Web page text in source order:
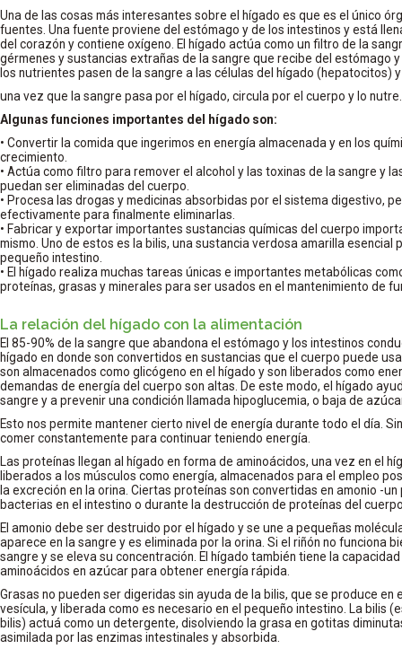
Una de las cosas más interesantes sobre el hígado es que es el único
fuentes. Una fuente proviene del estómago y de los intestinos y está
del corazón y contiene oxígeno. El hígado actúa como un filtro de la
gérmenes y sustancias extrañas de la sangre que recibe del estómago
los nutrientes pasen de la sangre a las células del hígado (hepatocitos)
una vez que la sangre pasa por el hígado, circula por el cuerpo y lo nutre.
Algunas funciones importantes del hígado son:
• Convertir la comida que ingerimos en energía almacenada y en los
crecimiento.
• Actúa como filtro para remover el alcohol y las toxinas de la sangre y
puedan ser eliminadas del cuerpo.
• Procesa las drogas y medicinas absorbidas por el sistema digestivo,
efectivamente para finalmente eliminarlas.
• Fabricar y exportar importantes sustancias químicas del cuerpo
mismo. Uno de estos es la bilis, una sustancia verdosa amarilla esencial
pequeño intestino.
• El hígado realiza muchas tareas únicas e importantes metabólicas
proteínas, grasas y minerales para ser usados en el mantenimiento de
La relación del hígado con la alimentación
El 85-90% de la sangre que abandona el estómago y los intestinos
hígado en donde son convertidos en sustancias que el cuerpo puede
son almacenados como glicógeno en el hígado y son liberados como
demandas de energía del cuerpo son altas. De este modo, el hígado
sangre y a prevenir una condición llamada hipoglucemia, o baja de
Esto nos permite mantener cierto nivel de energía durante todo el día.
comer constantemente para continuar teniendo energía.
Las proteínas llegan al hígado en forma de aminoácidos, una vez en el
liberados a los músculos como energía, almacenados para el empleo
la excreción en la orina. Ciertas proteínas son convertidas en amonio -
bacterias en el intestino o durante la destrucción de proteínas del
El amonio debe ser destruido por el hígado y se une a pequeñas
aparece en la sangre y es eliminada por la orina. Si el riñón no funciona
sangre y se eleva su concentración. El hígado también tiene la
aminoácidos en azúcar para obtener energía rápida.
Grasas no pueden ser digeridas sin ayuda de la bilis, que se produce en
vesícula, y liberada como es necesario en el pequeño intestino. La bilis
bilis) actuá como un detergente, disolviendo la grasa en gotitas
asimilada por las enzimas intestinales y absorbida.